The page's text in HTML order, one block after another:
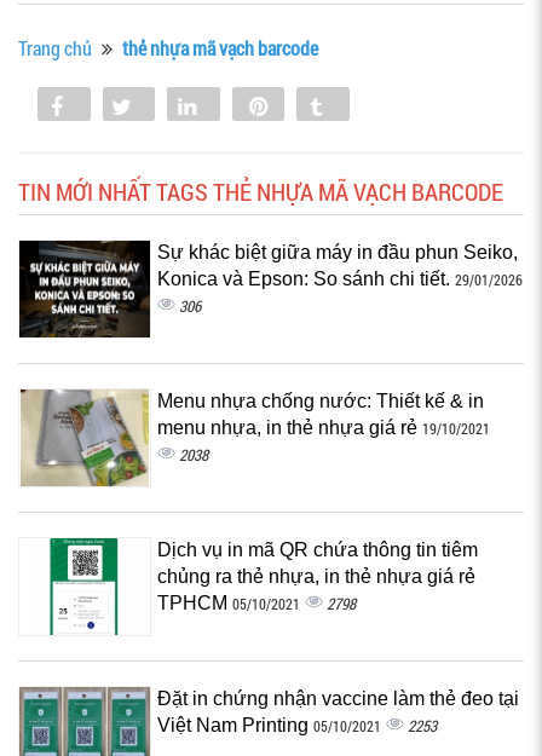
Trang chủ thẻ nhựa mã vạch barcode
Share Tweet Share
TIN MỚI NHẤT TAGS THẺ NHỰA MÃ VẠCH BARCODE
Sự khác biệt giữa máy in đầu phun Seiko,
Konica và Epson: So sánh chi tiết. 29/01/2026
306
Menu nhựa chống nước: Thiết kế & in
menu nhựa, in thẻ nhựa giá rẻ 19/10/2021
2038
Dịch vụ in mã QR chứa thông tin tiêm
chủng ra thẻ nhựa, in thẻ nhựa giá rẻ
TPHCM 05/10/2021 2798
Đặt in chứng nhận vaccine làm thẻ đeo tại
Việt Nam Printing 05/10/2021 2253